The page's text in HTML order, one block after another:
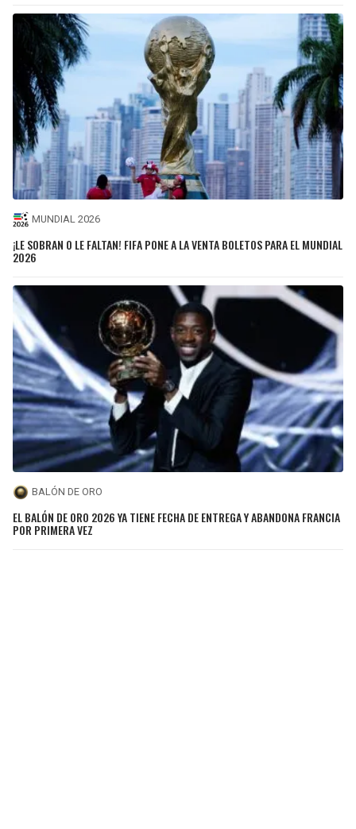
MUNDIAL 2026
¡LE SOBRAN O LE FALTAN! FIFA PONE A LA VENTA BOLETOS PARA EL MUNDIAL
2026
BALÓN DE ORO
EL BALÓN DE ORO 2026 YA TIENE FECHA DE ENTREGA Y ABANDONA FRANCIA
POR PRIMERA VEZ